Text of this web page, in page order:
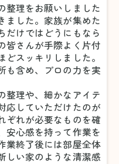
整理をお願いしました
ました。家族が集めた
だけではどうにもなら
皆さんが手際よく片付
スッキリしました。
も含め、プロの力を実
整理や、細かなアイテ
応していただけたのが
ぞれが必要なものを確
安心感を持って作業を
業終了後には部屋全体
しい家のような清潔感